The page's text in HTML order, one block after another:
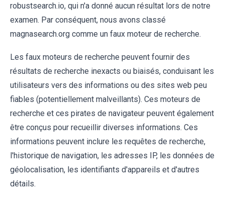
robustsearch.io, qui n'a donné aucun résultat lors de notre
examen. Par conséquent, nous avons classé
magnasearch.org comme un faux moteur de recherche.
Les faux moteurs de recherche peuvent fournir des
résultats de recherche inexacts ou biaisés, conduisant les
utilisateurs vers des informations ou des sites web peu
fiables (potentiellement malveillants). Ces moteurs de
recherche et ces pirates de navigateur peuvent également
être conçus pour recueillir diverses informations. Ces
informations peuvent inclure les requêtes de recherche,
l'historique de navigation, les adresses IP, les données de
géolocalisation, les identifiants d'appareils et d'autres
détails.